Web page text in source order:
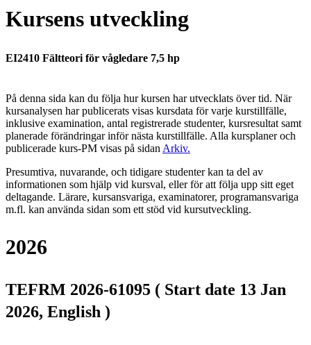
Kursens utveckling
EI2410 Fältteori för vågledare 7,5 hp
På denna sida kan du följa hur kursen har utvecklats över tid. När
kursanalysen har publicerats visas kursdata för varje kurstillfälle,
inklusive examination, antal registrerade studenter, kursresultat samt
planerade förändringar inför nästa kurstillfälle. Alla kursplaner och
publicerade kurs-PM visas på sidan Arkiv.
Presumtiva, nuvarande, och tidigare studenter kan ta del av
informationen som hjälp vid kursval, eller för att följa upp sitt eget
deltagande. Lärare, kursansvariga, examinatorer, programansvariga
m.fl. kan använda sidan som ett stöd vid kursutveckling.
2026
TEFRM 2026-61095 ( Start date 13 Jan
2026, English )